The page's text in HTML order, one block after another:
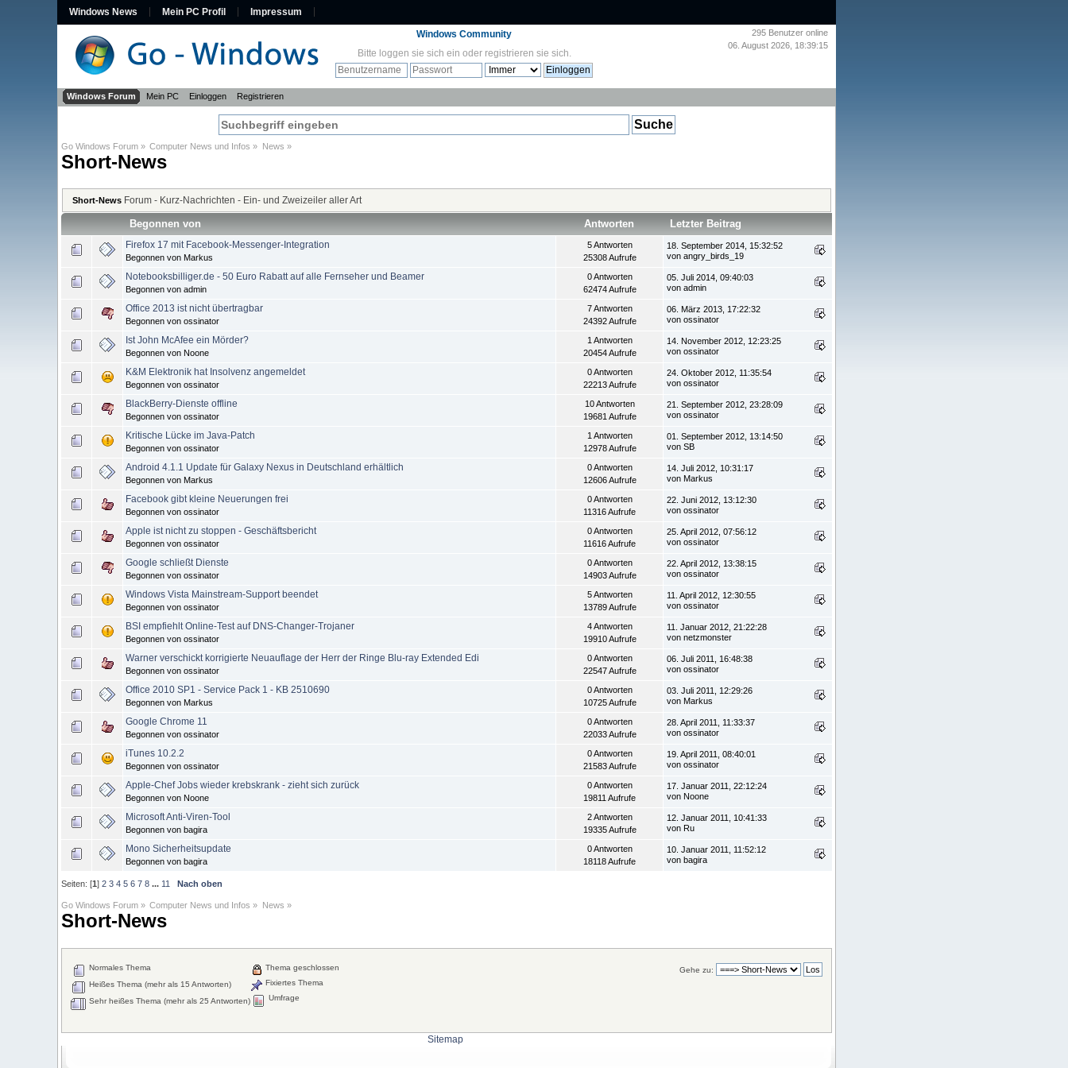
Windows News Mein PC Profil Impressum
295 Benutzer online
06. August 2026, 18:39:15
Windows Community
Bitte loggen sie sich ein oder registrieren sie sich.
Windows Forum Mein PC Einloggen Registrieren
Go Windows Forum » Computer News und Infos » News »
Short-News
Short-News Forum - Kurz-Nachrichten - Ein- und Zweizeiler aller Art
Begonnen von Antworten Letzter Beitrag
Firefox 17 mit Facebook-Messenger-Integration
Begonnen von Markus
5 Antworten
25308 Aufrufe
18. September 2014, 15:32:52
von angry_birds_19
Notebooksbilliger.de - 50 Euro Rabatt auf alle Fernseher und Beamer
Begonnen von admin
0 Antworten
62474 Aufrufe
05. Juli 2014, 09:40:03
von admin
Office 2013 ist nicht übertragbar
Begonnen von ossinator
7 Antworten
24392 Aufrufe
06. März 2013, 17:22:32
von ossinator
Ist John McAfee ein Mörder?
Begonnen von Noone
1 Antworten
20454 Aufrufe
14. November 2012, 12:23:25
von ossinator
K&M Elektronik hat Insolvenz angemeldet
Begonnen von ossinator
0 Antworten
22213 Aufrufe
24. Oktober 2012, 11:35:54
von ossinator
BlackBerry-Dienste offline
Begonnen von ossinator
10 Antworten
19681 Aufrufe
21. September 2012, 23:28:09
von ossinator
Kritische Lücke im Java-Patch
Begonnen von ossinator
1 Antworten
12978 Aufrufe
01. September 2012, 13:14:50
von SB
Android 4.1.1 Update für Galaxy Nexus in Deutschland erhältlich
Begonnen von Markus
0 Antworten
12606 Aufrufe
14. Juli 2012, 10:31:17
von Markus
Facebook gibt kleine Neuerungen frei
Begonnen von ossinator
0 Antworten
11316 Aufrufe
22. Juni 2012, 13:12:30
von ossinator
Apple ist nicht zu stoppen - Geschäftsbericht
Begonnen von ossinator
0 Antworten
11616 Aufrufe
25. April 2012, 07:56:12
von ossinator
Google schließt Dienste
Begonnen von ossinator
0 Antworten
14903 Aufrufe
22. April 2012, 13:38:15
von ossinator
Windows Vista Mainstream-Support beendet
Begonnen von ossinator
5 Antworten
13789 Aufrufe
11. April 2012, 12:30:55
von ossinator
BSI empfiehlt Online-Test auf DNS-Changer-Trojaner
Begonnen von ossinator
4 Antworten
19910 Aufrufe
11. Januar 2012, 21:22:28
von netzmonster
Warner verschickt korrigierte Neuauflage der Herr der Ringe Blu-ray Extended Edi
Begonnen von ossinator
0 Antworten
22547 Aufrufe
06. Juli 2011, 16:48:38
von ossinator
Office 2010 SP1 - Service Pack 1 - KB 2510690
Begonnen von Markus
0 Antworten
10725 Aufrufe
03. Juli 2011, 12:29:26
von Markus
Google Chrome 11
Begonnen von ossinator
0 Antworten
22033 Aufrufe
28. April 2011, 11:33:37
von ossinator
iTunes 10.2.2
Begonnen von ossinator
0 Antworten
21583 Aufrufe
19. April 2011, 08:40:01
von ossinator
Apple-Chef Jobs wieder krebskrank - zieht sich zurück
Begonnen von Noone
0 Antworten
19811 Aufrufe
17. Januar 2011, 22:12:24
von Noone
Microsoft Anti-Viren-Tool
Begonnen von bagira
2 Antworten
19335 Aufrufe
12. Januar 2011, 10:41:33
von Ru
Mono Sicherheitsupdate
Begonnen von bagira
0 Antworten
18118 Aufrufe
10. Januar 2011, 11:52:12
von bagira
Seiten: [1] 2 3 4 5 6 7 8 ... 11 Nach oben
Go Windows Forum » Computer News und Infos » News »
Short-News
Gehe zu:
Normales Thema
Heißes Thema (mehr als 15 Antworten)
Sehr heißes Thema (mehr als 25 Antworten)
Thema geschlossen
Fixiertes Thema
Umfrage
Sitemap